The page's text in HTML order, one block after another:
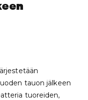
tauon jälkeen
tuoreiden,